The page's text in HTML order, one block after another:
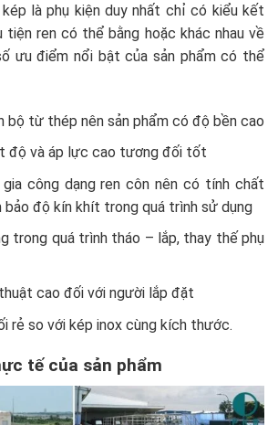
kép là phụ kiện duy nhất chỉ có kiểu kết
tiện ren có thể bằng hoặc khác nhau về
ưu điểm nổi bật của sản phẩm có thể
từ thép nên sản phẩm có độ bền cao
độ và áp lực cao tương đối tốt
công dạng ren côn nên có tính chất
bảo độ kín khít trong quá trình sử dụng
trong quá trình tháo – lắp, thay thế phụ
cao đối với người lắp đặt
rẻ so với kép inox cùng kích thước.
tế của sản phẩm